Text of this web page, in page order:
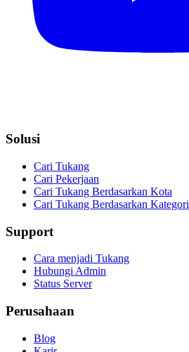
Solusi
Cari Tukang
Cari Pekerjaan
Cari Tukang Berdasarkan Kota
Cari Tukang Berdasarkan Kategori
Support
Cara menjadi Tukang
Hubungi Admin
Status Server
Perusahaan
Blog